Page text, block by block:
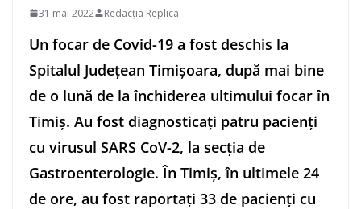
31 mai 2022 Redacția Replica
Un focar de Covid-19 a fost deschis la
Spitalul Judeţean Timişoara, după mai bine
de o lună de la închiderea ultimului focar în
Timiş. Au fost diagnosticaţi patru pacienţi
cu virusul SARS CoV-2, la secţia de
Gastroenterologie. În Timiş, în ultimele 24
de ore, au fost raportaţi 33 de pacienţi cu